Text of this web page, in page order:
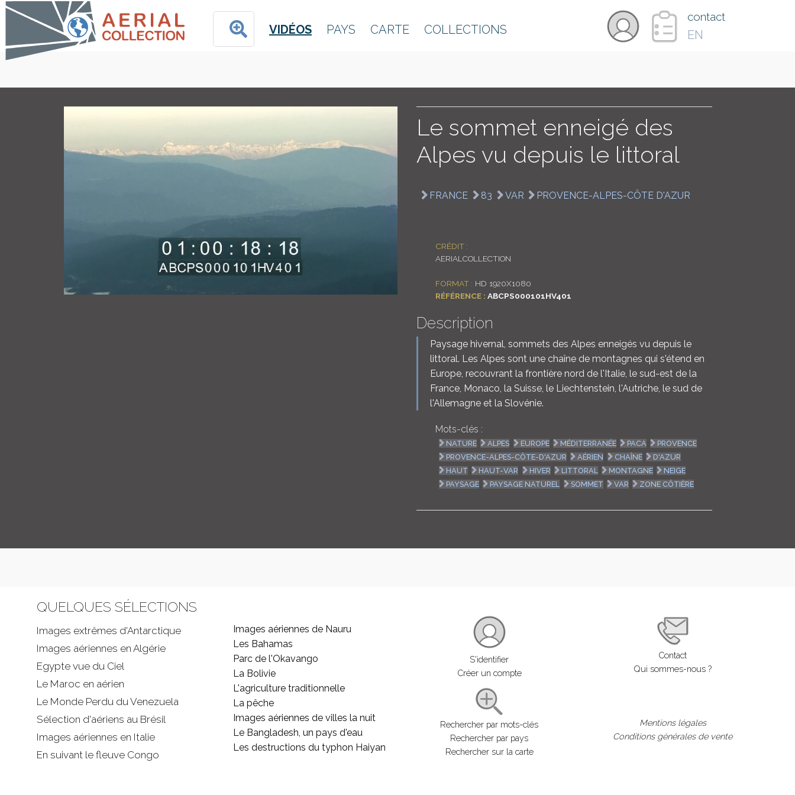
VIDÉOS PAYS CARTE COLLECTIONS
contact
EN
COLLECTIONS
Le sommet enneigé des
Alpes vu depuis le littoral
FRANCE 83 VAR PROVENCE-ALPES-CÔTE D'AZUR
CRÉDIT :
AERIALCOLLECTION
FORMAT : HD 1920X1080
RÉFÉRENCE : ABCPS000101HV401
Description
Paysage hivernal, sommets des Alpes enneigés vu depuis le
littoral. Les Alpes sont une chaîne de montagnes qui s'étend en
Europe, recouvrant la frontière nord de l'Italie, le sud-est de la
France, Monaco, la Suisse, le Liechtenstein, l'Autriche, le sud de
l'Allemagne et la Slovénie.
Mots-clés :
NATURE ALPES EUROPE MÉDITERRANÉE PACA
PROVENCE
PROVENCE-ALPES-CÔTE-D'AZUR
AÉRIEN CHAÎNE
D'AZUR
HAUT
HAUT-VAR HIVER LITTORAL MONTAGNE
NEIGE
PAYSAGE
PAYSAGE NATUREL SOMMET VAR ZONE CÔTIÈRE
QUELQUES SÉLECTIONS
Images extrêmes d'Antarctique
Images aériennes en Algérie
Egypte vue du Ciel
Le Maroc en aérien
Le Monde Perdu du Venezuela
Sélection d'aériens au Brésil
Images aériennes en Italie
En suivant le fleuve Congo
Images aériennes de Nauru
Les Bahamas
Parc de l'Okavango
La Bolivie
L'agriculture traditionnelle
La pêche
Images aériennes de villes la nuit
Le Bangladesh, un pays d'eau
Les destructions du typhon Haiyan
S'identifier
Créer un compte
Rechercher par mots-clés
Rechercher par pays
Rechercher sur la carte
Contact
Qui sommes-nous ?
Mentions légales
Conditions générales de vente